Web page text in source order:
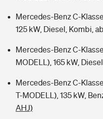
Mercedes-Benz C-
125 kW, Diesel, Kombi,
Mercedes-Benz C-
MODELL), 165 kW,
Mercedes-Benz C-
T-MODELL), 135 kW,
AHJ)